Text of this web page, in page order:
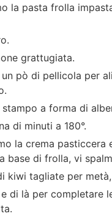
la pasta frolla
grattugiata.
pò di pellicola per
a forma di
di minuti a 180°.
la crema pasticcera
base di frolla, vi
kiwi tagliate per
di là per completare